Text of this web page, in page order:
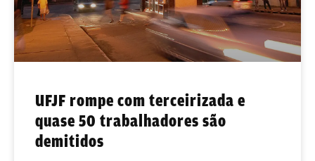
UFJF rompe com terceirizada e
quase 50 trabalhadores são
demitidos